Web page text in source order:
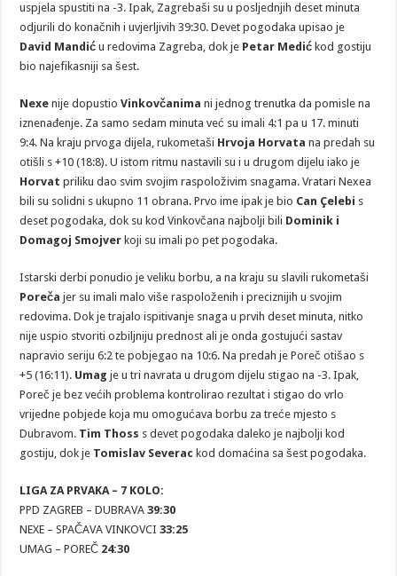
uspjela spustiti na -3. Ipak, Zagrebaši su u posljednjih deset minuta
odjurili do konačnih i uvjerljivih 39:30. Devet pogodaka upisao je
David Mandić u redovima Zagreba, dok je Petar Medić kod gostiju
bio najefikasniji sa šest.
Nexe nije dopustioVinkovčanima ni jednog trenutka da pomisle na
iznenađenje. Za samo sedam minuta već su imali 4:1 pa u 17. minuti
9:4. Na kraju prvoga dijela, rukometaši Hrvoja Horvata na predah su
otišli s +10 (18:8). U istom ritmu nastavili su i u drugom dijelu iako je
Horvat priliku dao svim svojim raspoloživim snagama. Vratari Nexea
bili su solidni s ukupno 11 obrana. Prvo ime ipak je bio Can Çelebi s
deset pogodaka, dok su kod Vinkovčana najbolji bili Dominik i
Domagoj Smojver koji su imali po pet pogodaka.
Istarski derbi ponudio je veliku borbu, a na kraju su slavili rukometaši
Poreča jer su imali malo više raspoloženih i preciznijih u svojim
redovima. Dok je trajalo ispitivanje snaga u prvih deset minuta, nitko
nije uspio stvoriti ozbiljniju prednost ali je onda gostujući sastav
napravio seriju 6:2 te pobjegao na 10:6. Na predah je Poreč otišao s
+5 (16:11). Umag je u tri navrata u drugom dijelu stigao na -3. Ipak,
Poreč je bez većih problema kontrolirao rezultat i stigao do vrlo
vrijedne pobjede koja mu omogućava borbu za treće mjesto s
Dubravom. Tim Thoss s devet pogodaka daleko je najbolji kod
gostiju, dok je Tomislav Severac kod domaćina sa šest pogodaka.
LIGA ZA PRVAKA – 7 KOLO:
PPD ZAGREB – DUBRAVA39:30
NEXE – SPAČAVA VINKOVCI33:25
UMAG – POREČ 24:30